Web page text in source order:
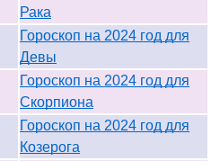
Рака
Гороскоп на 2024 год для
Девы
Гороскоп на 2024 год для
Скорпиона
Гороскоп на 2024 год для
Козерога